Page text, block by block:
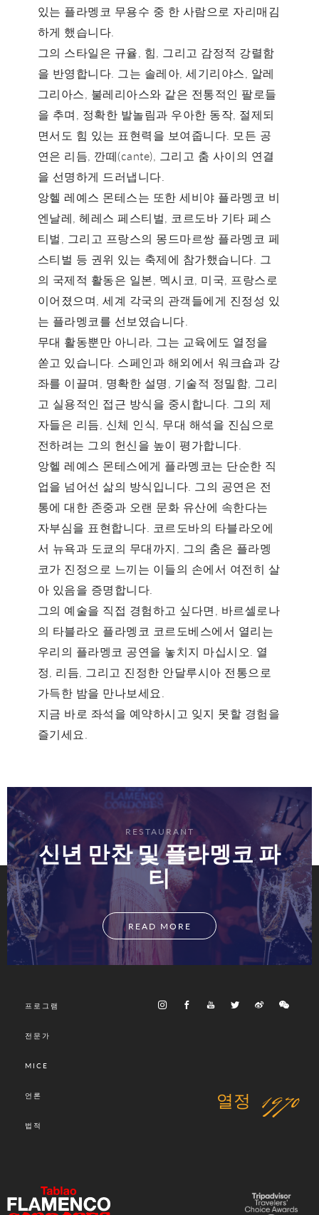
있는 플라멩코 무용수 중 한 사람으로 자리매김
하게 했습니다.
그의 스타일은 규율, 힘, 그리고 감정적 강렬함
을 반영합니다. 그는 솔레아,세기리야스, 알레
그리아스, 불레리아스와 같은 전통적인 팔로들
을 추며, 정확한 발놀림과 우아한 동작, 절제되
면서도 힘 있는 표현력을 보여줍니다. 모든 공
연은 리듬, 깐떼(cante), 그리고 춤 사이의 연결
을 선명하게 드러냅니다.
앙헬 레예스 몬테스는 또한세비야 플라멩코 비
엔날레,헤레스 페스티벌, 코르도바 기타 페스
티벌, 그리고 프랑스의 몽드마르쌍 플라멩코 페
스티벌 등 권위 있는 축제에 참가했습니다. 그
의 국제적 활동은 일본, 멕시코, 미국, 프랑스로
이어졌으며, 세계 각국의 관객들에게 진정성 있
는 플라멩코를 선보였습니다.
무대 활동뿐만 아니라, 그는 교육에도 열정을
쏟고 있습니다. 스페인과 해외에서 워크숍과 강
좌를 이끌며, 명확한 설명, 기술적 정밀함, 그리
고 실용적인 접근 방식을 중시합니다. 그의 제
자들은 리듬, 신체 인식, 무대 해석을 진심으로
전하려는 그의 헌신을 높이 평가합니다.
앙헬 레예스 몬테스에게 플라멩코는 단순한 직
업을 넘어선 삶의 방식입니다. 그의 공연은 전
통에 대한 존중과 오랜 문화 유산에 속한다는
자부심을 표현합니다. 코르도바의 타블라오에
서 뉴욕과 도쿄의 무대까지, 그의 춤은 플라멩
코가 진정으로 느끼는 이들의 손에서 여전히 살
아 있음을 증명합니다.
그의 예술을 직접 경험하고 싶다면, 바르셀로나
의 타블라오 플라멩코 코르도베스에서 열리는
우리의 플라멩코 공연을 놓치지 마십시오. 열
정, 리듬, 그리고 진정한 안달루시아 전통으로
가득한 밤을 만나보세요.
지금 바로 좌석을 예약하시고 잊지 못할 경험을
즐기세요.
RESTAURANT
신년 만찬 및 플라멩코 파
티
READ MORE
프로그램
전문가
MICE
언론
법적
열정 1970